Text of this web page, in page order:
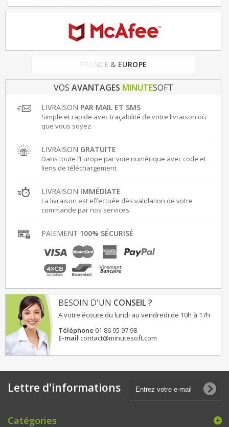
FRANCE & EUROPE
VOS AVANTAGES MINUTESOFT
LIVRAISON PAR MAIL ET SMS
Simple et rapide avec traçabilité de votre livraison où
que vous soyez
LIVRAISON GRATUITE
Dans toute l’Europe par voie numérique avec code et
liens de téléchargement
LIVRAISON IMMÉDIATE
La livraison est effectuée dès validation de votre
commande par nos services
PAIEMENT 100% SÉCURISÉ
BESOIN D'UN CONSEIL ?
A votre écoute du lundi au vendredi de 10h à 17h
Téléphone 01 86 95 97 98
E-mail contact@minutesoft.com
Lettre d'informations
Catégories